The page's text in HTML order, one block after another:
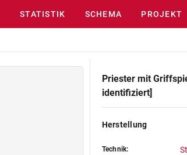
STATISTIK SCHEMA PROJEKT
Priester mit
identifiziert]
Herstellung
Technik: